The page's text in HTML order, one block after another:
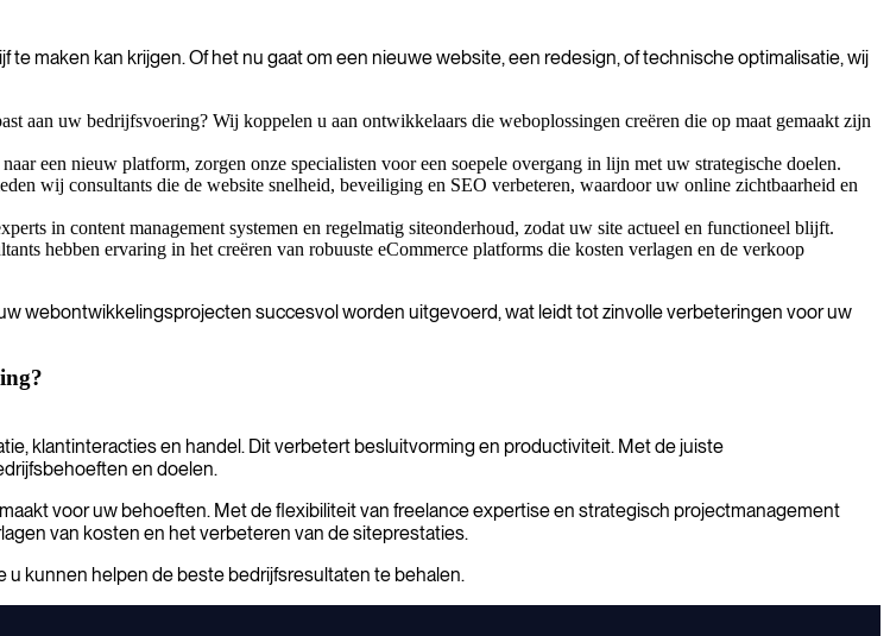
maken kan krijgen. Of het nu gaat om een nieuwe website, een redesign, of technische optimalisatie, wij
aan uw bedrijfsvoering? Wij koppelen u aan ontwikkelaars die weboplossingen creëren die op maat gemaakt zijn
een nieuw platform, zorgen onze specialisten voor een soepele overgang in lijn met uw strategische doelen.
wij consultants die de website snelheid, beveiliging en SEO verbeteren, waardoor uw online zichtbaarheid en
in content management systemen en regelmatig siteonderhoud, zodat uw site actueel en functioneel blijft.
hebben ervaring in het creëren van robuuste eCommerce platforms die kosten verlagen en de verkoop
webontwikkelingsprojecten succesvol worden uitgevoerd, wat leidt tot zinvolle verbeteringen voor uw
klantinteracties en handel. Dit verbetert besluitvorming en productiviteit. Met de juiste
en doelen.
voor uw behoeften. Met de flexibiliteit van freelance expertise en strategisch projectmanagement
van kosten en het verbeteren van de siteprestaties.
kunnen helpen de beste bedrijfsresultaten te behalen.